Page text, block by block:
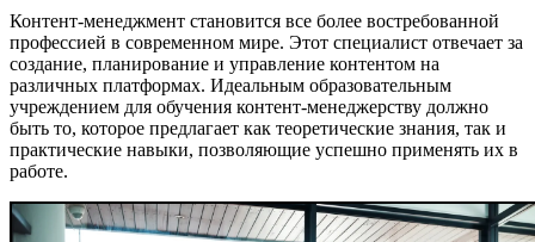
Контент-менеджмент становится все более востребованной
профессией в современном мире. Этот специалист отвечает за
создание, планирование и управление контентом на
различных платформах. Идеальным образовательным
учреждением для обучения контент-менеджерству должно
быть то, которое предлагает как теоретические знания, так и
практические навыки, позволяющие успешно применять их в
работе.